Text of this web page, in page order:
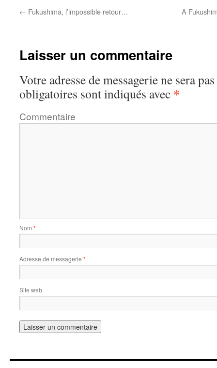
← Fukushima, l’impossible retour… A
Laisser un commentaire
Votre adresse de messagerie ne sera
obligatoires sont indiqués avec *
Commentaire
Nom *
Adresse de messagerie *
Site web